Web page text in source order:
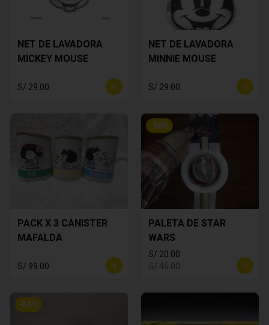
NET DE LAVADORA
MICKEY MOUSE
S/ 29.00
NET DE LAVADORA
MINNIE MOUSE
S/ 29.00
PACK X 3 CANISTER
MAFALDA
S/ 99.00
-56%
PALETA DE STAR
WARS
S/ 20.00
S/ 45.00
-56%